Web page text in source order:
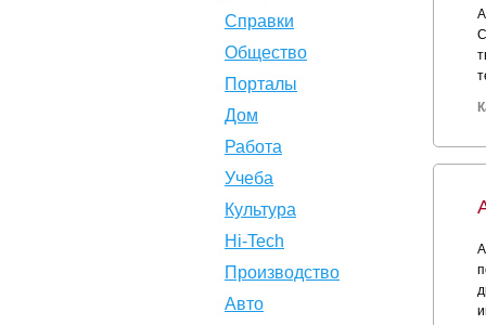
Справки
Общество
Порталы
Дом
Работа
Учеба
Культура
Hi-Tech
Производство
Авто